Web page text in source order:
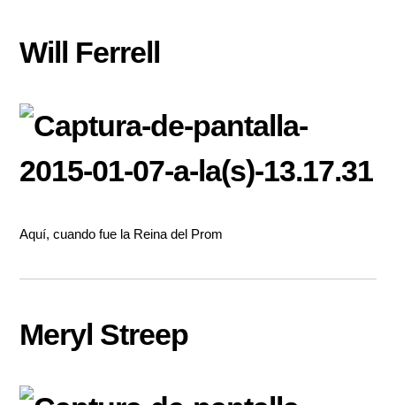
Will Ferrell
Aquí, cuando fue la Reina del Prom
Meryl Streep